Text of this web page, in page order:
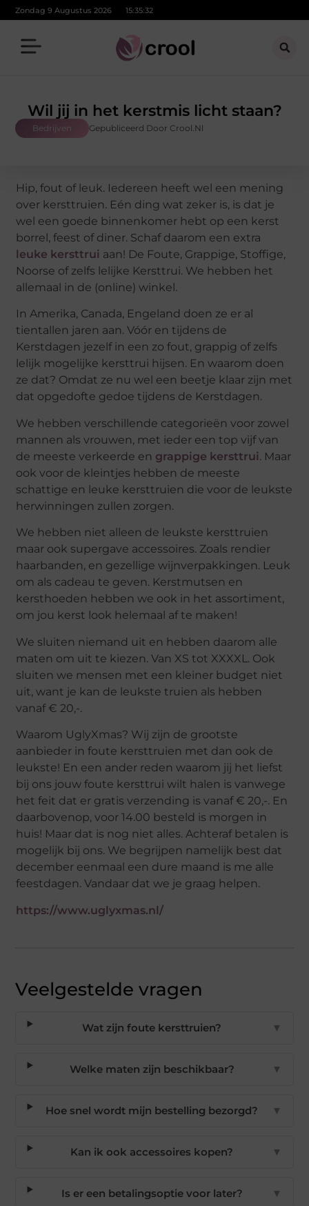
Zondag 9 Augustus 2026 15:35:34
Wil jij in het kerstmis licht staan?
Bedrijven Gepubliceerd Door Crool.nl
Hip, fout of leuk. Iedereen heeft wel een mening
over kersttruien. Eén ding wat zeker is, is dat je
wel een goede binnenkomer hebt op een kerst
borrel, feest of diner. Schaf daarom een extra
leuke kersttrui aan! De Foute, Grappige, Stoffige,
Noorse of zelfs lelijke Kersttrui. We hebben het
allemaal in de (online) winkel.
In Amerika, Canada, Engeland doen ze er al
tientallen jaren aan. Vóór en tijdens de
Kerstdagen jezelf in een zo fout, grappig of zelfs
lelijk mogelijke kersttrui hijsen. En waarom doen
ze dat? Omdat ze nu wel een beetje klaar zijn met
dat opgedofte gedoe tijdens de Kerstdagen.
We hebben verschillende categorieën voor zowel
mannen als vrouwen, met ieder een top vijf van
de meeste verkeerde en grappige kersttrui. Maar
ook voor de kleintjes hebben de meeste
schattige en leuke kersttruien die voor de leukste
herwinningen zullen zorgen.
We hebben niet alleen de leukste kersttruien
maar ook supergave accessoires. Zoals rendier
haarbanden, en gezellige wijnverpakkingen. Leuk
om als cadeau te geven. Kerstmutsen en
kersthoeden hebben we ook in het assortiment,
om jou kerst look helemaal af te maken!
We sluiten niemand uit en hebben daarom alle
maten om uit te kiezen. Van XS tot XXXXL. Ook
sluiten we mensen met een kleiner budget niet
uit, want je kan de leukste truien als hebben
vanaf € 20,-.
Waarom UglyXmas? Wij zijn de grootste
aanbieder in foute kersttruien met dan ook de
leukste! En een ander reden waarom jij het liefst
bij ons jouw foute kersttrui wilt halen is vanwege
het feit dat er gratis verzending is vanaf € 20,-. En
daarbovenop, voor 14.00 besteld is morgen in
huis! Maar dat is nog niet alles. Achteraf betalen is
mogelijk bij ons. We begrijpen namelijk best dat
december eenmaal een dure maand is me alle
feestdagen. Vandaar dat we je graag helpen.
https://www.uglyxmas.nl/
Veelgestelde vragen
Wat zijn foute kersttruien? ▼
Welke maten zijn beschikbaar? ▼
Hoe snel wordt mijn bestelling bezorgd? ▼
Kan ik ook accessoires kopen? ▼
Is er een betalingsoptie voor later? ▼